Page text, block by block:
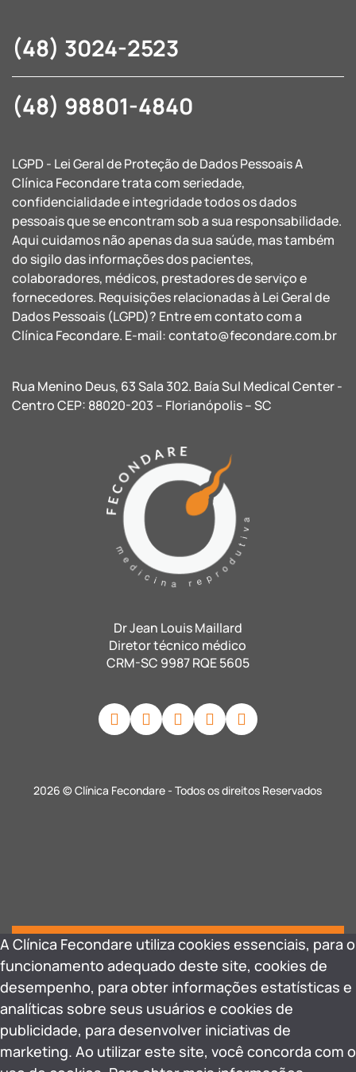
(48) 3024-2523
(48) 98801-4840
LGPD - Lei Geral de Proteção de Dados Pessoais A
Clínica Fecondare trata com seriedade,
confidencialidade e integridade todos os dados
pessoais que se encontram sob a sua responsabilidade.
Aqui cuidamos não apenas da sua saúde, mas também
do sigilo das informações dos pacientes,
colaboradores, médicos, prestadores de serviço e
fornecedores. Requisições relacionadas à Lei Geral de
Dados Pessoais (LGPD)? Entre em contato com a
Clínica Fecondare. E-mail:contato@fecondare.com.br
Rua Menino Deus, 63 Sala 302. Baía Sul Medical Center -
Centro CEP: 88020-203 – Florianópolis – SC
Dr Jean Louis Maillard
Diretor técnico médico
CRM-SC 9987 RQE 5605
2026 © Clínica Fecondare - Todos os direitos Reservados
A Clínica Fecondare utiliza cookies essenciais, para o
funcionamento adequado deste site, cookies de
desempenho, para obter informações estatísticas e
analíticas sobre seus usuários e cookies de
publicidade, para desenvolver iniciativas de
marketing. Ao utilizar este site, você concorda com o